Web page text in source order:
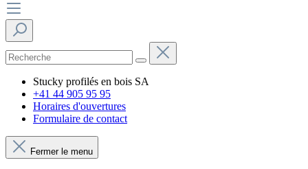
Stucky profilés en bois SA
+41 44 905 95 95
Horaires d'ouvertures
Formulaire de contact
Fermer le menu